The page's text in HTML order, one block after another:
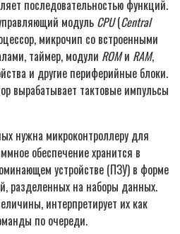
последовательностью функций.
модуль CPU(Central
микрочип со встроенными
таймер, модули ROMи RAM,
и другие периферийные блоки.
вырабатывает тактовые импульсы
нужна микроконтроллеру для
обеспечение хранится в
устройстве (ПЗУ) в форме
разделенных на наборы данных.
интерпретирует их как
по очереди.